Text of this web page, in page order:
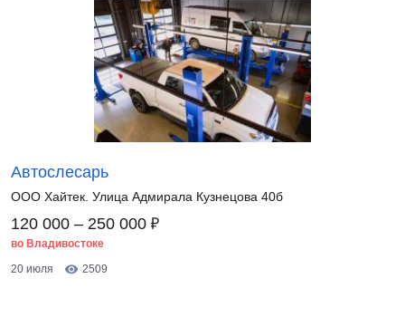
Автослесарь
ООО Хайтек. Улица Адмирала Кузнецова 40б
120 000 – 250 000 ₽
во Владивостоке
20 июля
2509